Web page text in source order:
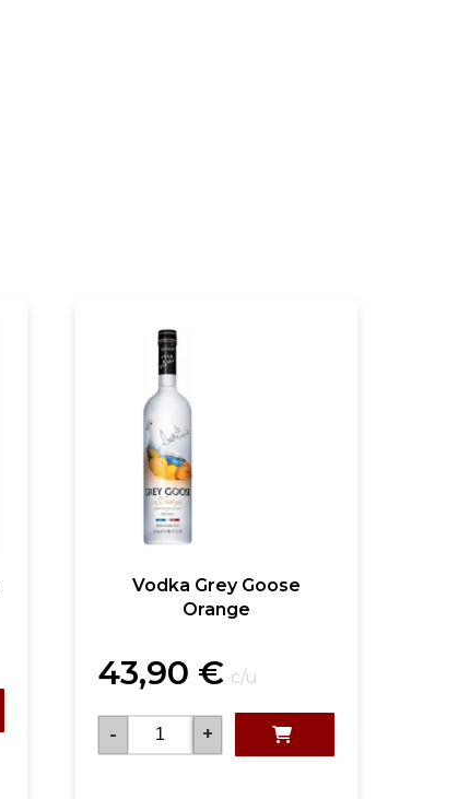
Vodka Grey Goose
Orange
43,90 € c/u
- +